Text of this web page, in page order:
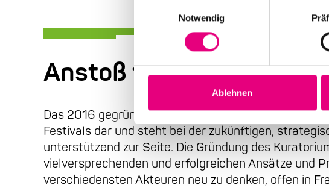
Notwendig
Ablehnen
Anstoß für neue
Das 2016 gegründete Kuratorium stellt einen
Festivals dar und steht bei der zukünftigen,
unterstützend zur Seite. Die Gründung des
vielversprechenden und erfolgreichen Ansätze und
verschiedensten Akteuren neu zu denken, offen in